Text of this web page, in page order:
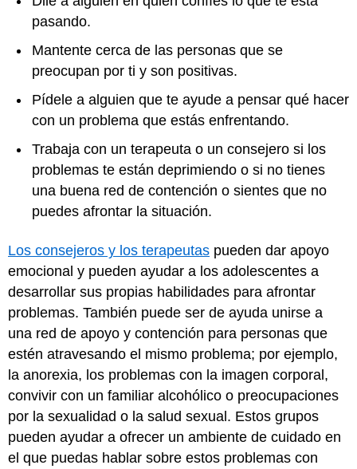
pasando.
Mantente cerca de las personas que se
preocupan por ti y son positivas.
Pídele a alguien que te ayude a pensar qué hacer
con un problema que estás enfrentando.
Trabaja con un terapeuta o un consejero si los
problemas te están deprimiendo o si no tienes
una buena red de contención o sientes que no
puedes afrontar la situación.
Los consejeros y los terapeutas pueden dar apoyo
emocional y pueden ayudar a los adolescentes a
desarrollar sus propias habilidades para afrontar
problemas. También puede ser de ayuda unirse a
una red de apoyo y contención para personas que
estén atravesando el mismo problema; por ejemplo,
la anorexia, los problemas con la imagen corporal,
convivir con un familiar alcohólico o preocupaciones
por la sexualidad o la salud sexual. Estos grupos
pueden ayudar a ofrecer un ambiente de cuidado en
el que puedas hablar sobre estos problemas con